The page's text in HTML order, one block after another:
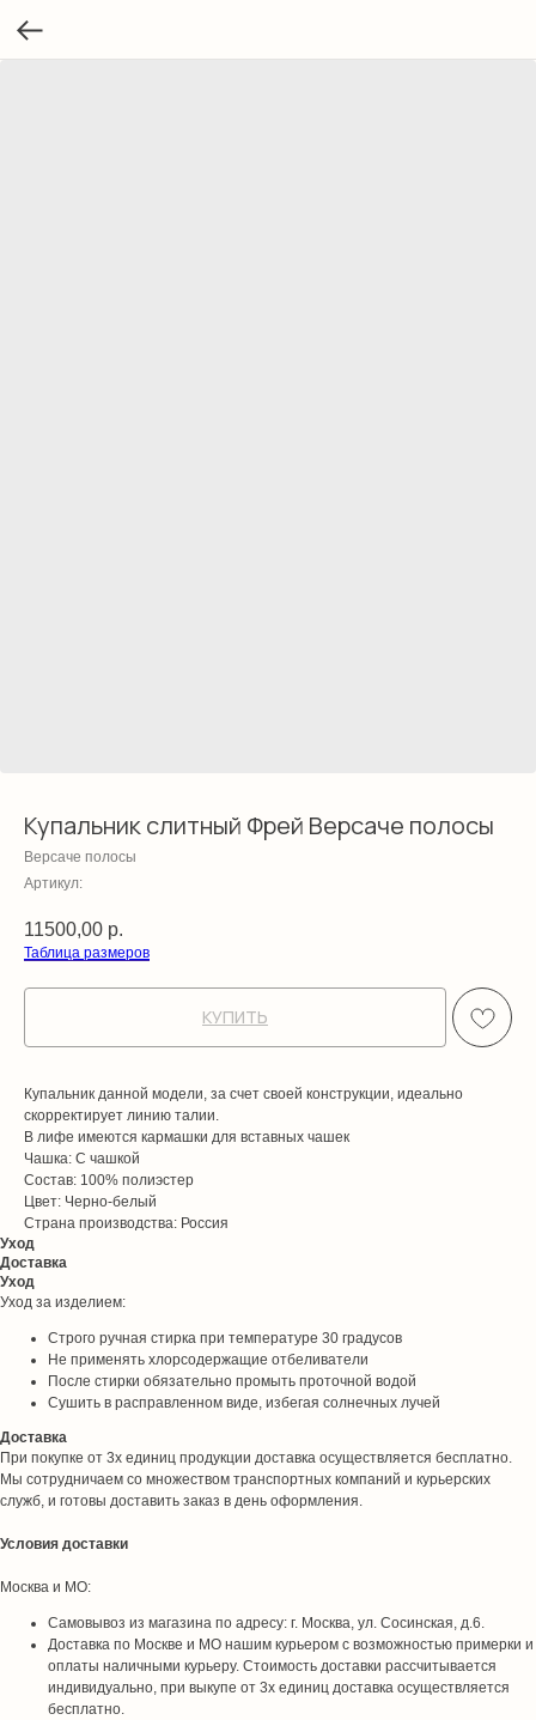
Купальник слитный Фрей Версаче полосы
Версаче полосы
Артикул:
11500,00 р.
Таблица размеров
КУПИТЬ
Купальник данной модели, за счет своей конструкции, идеально
скорректирует линию талии.
В лифе имеются кармашки для вставных чашек
Чашка: С чашкой
Состав: 100% полиэстер
Цвет: Черно-белый
Страна производства: Россия
Уход
Доставка
Уход
Уход за изделием:
Строго ручная стирка при температуре 30 градусов
Не применять хлорсодержащие отбеливатели
После стирки обязательно промыть проточной водой
Сушить в расправленном виде, избегая солнечных лучей
Доставка
При покупке от 3х единиц продукции доставка осуществляется бесплатно.
Мы сотрудничаем со множеством транспортных компаний и курьерских
служб, и готовы доставить заказ в день оформления.
Условия доставки
Москва и МО:
Самовывоз из магазина по адресу: г. Москва, ул. Сосинская, д.6.
Доставка по Москве и МО нашим курьером с возможностью примерки и
оплаты наличными курьеру. Стоимость доставки рассчитывается
индивидуально, при выкупе от 3х единиц доставка осуществляется
бесплатно.